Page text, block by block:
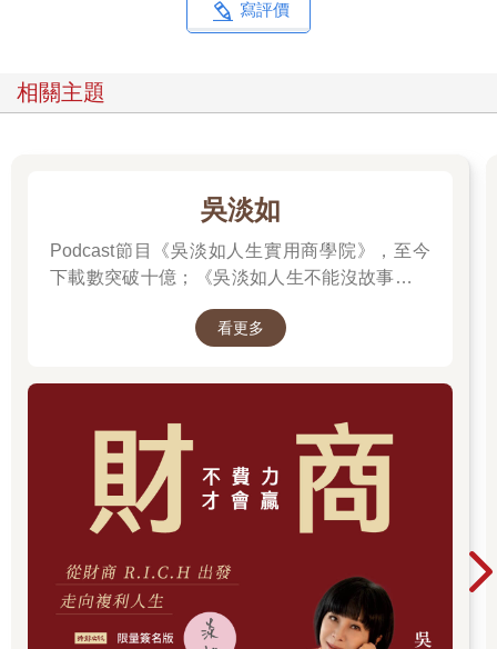
三頭肌」，那麼你要給建議就容易多了，比如：「你需要某套健
對了。」所謂高解析度的狀態，即能從時間、深度、廣度、結構
四個方面思考對方的課題，並提供高效解決方案。
同樣的道理搬到商業場合也適用。好比說徵才時，別開出「徵求
溝通能力優秀的人才」這種模糊不清的條件，應該明確表示「徵
這樣更容易招募到合適的人才。能夠明確列出想找什麼樣的人
才，又為何需要這樣的人才，代表對自家公司課題的解析度高，
素，並清楚知道什麼重要、什麼不重要。
接著看低解析度的例子。常有人主張「問題出在教育」，可是光
聽這句話，也不知道該採取什麼樣的解決方案，是要改善整個教
育體系，還是要調整課綱？更別提行動了。說話者並未仔細分解
「教育」的要素，因此只能提出低解析度的模糊主張。若根據這
種主張懵懵懂懂地思考對策，也解決不了問題。
我接觸過許多優秀創業者，他們看待事物的解析度之高令人大為
折服。幾經思考後，我發現他們的高解析度由四個觀點組成：
「深度」「廣度」「結構」「時間」。就如同前面健身的例子，
他們分析事情時會分別從深度、廣度去拆解要素，再將這些要素
整理出一套結構，鎖定其中最重要的部分，並且考慮時間的影
寫評價
相關主題
吳淡如
Podcast節目《吳淡如人生實用商學院》，至今
下載數突破十億；《吳淡如人生不能沒故事》也
讀歷史中的權力運作與人性選擇，讓看似遙遠的
看更多